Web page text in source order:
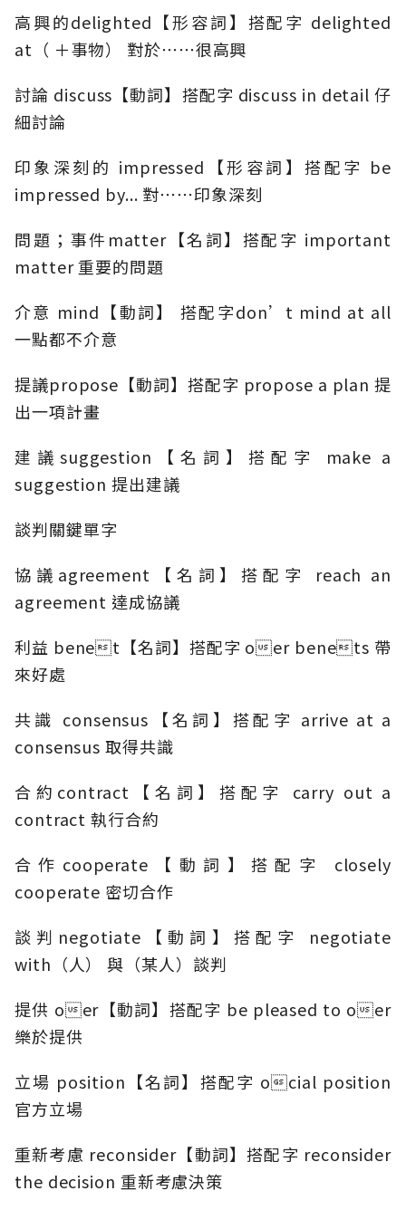
高興的delighted【形容詞】搭配字 delighted
at（ ＋事物） 對於⋯⋯很高興
討論 discuss【動詞】搭配字 discuss in detail 仔
細討論
印象深刻的 impressed【形容詞】搭配字 be
impressed by... 對⋯⋯印象深刻
問題；事件matter【名詞】搭配字 important
matter 重要的問題
介意 mind【動詞】 搭配字don’t mind at all
一點都不介意
提議propose【動詞】搭配字 propose a plan 提
出一項計畫
建議suggestion【名詞】搭配字 make a
suggestion 提出建議
談判關鍵單字
協議agreement【名詞】搭配字 reach an
agreement 達成協議
利益 benet【名詞】搭配字 oer benets 帶
來好處
共識 consensus【名詞】搭配字 arrive at a
consensus 取得共識
合約contract【名詞】搭配字 carry out a
contract 執行合約
合作cooperate【動詞】搭配字 closely
cooperate 密切合作
談判negotiate【動詞】搭配字 negotiate
with（人） 與（某人）談判
提供 oer【動詞】搭配字 be pleased to oer
樂於提供
立場 position【名詞】搭配字 ocial position
官方立場
重新考慮 reconsider【動詞】搭配字 reconsider
the decision 重新考慮決策